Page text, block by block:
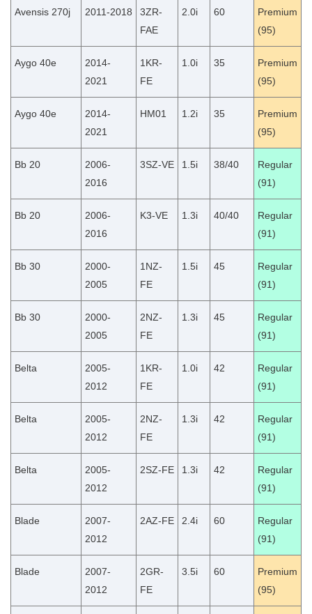
Avensis 270j 2011-2018
3ZR-
FAE
2.0i 60
Premium
(95)
Aygo 40e
2014-
2021
1KR-
FE
1.0i 35
Premium
(95)
Aygo 40e
2014-
2021
HM01 1.2i 35
Premium
(95)
Bb 20
2006-
2016
3SZ-VE 1.5i 38/40
Regular
(91)
Bb 20
2006-
2016
K3-VE 1.3i 40/40
Regular
(91)
Bb 30
2000-
2005
1NZ-
FE
1.5i 45
Regular
(91)
Bb 30
2000-
2005
2NZ-
FE
1.3i 45
Regular
(91)
Belta
2005-
2012
1KR-
FE
1.0i 42
Regular
(91)
Belta
2005-
2012
2NZ-
FE
1.3i 42
Regular
(91)
Belta
2005-
2012
2SZ-FE 1.3i 42
Regular
(91)
Blade
2007-
2012
2AZ-FE 2.4i 60
Regular
(91)
Blade
2007-
2012
2GR-
FE
3.5i 60
Premium
(95)